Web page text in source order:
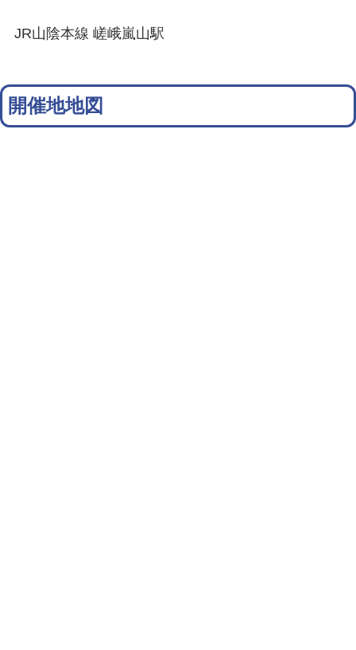
JR山陰本線 嵯峨嵐山駅
開催地地図